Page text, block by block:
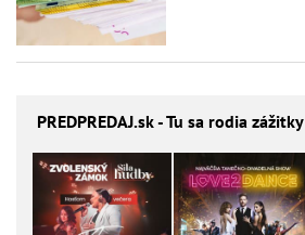
PREDPREDAJ.sk - Tu sa rodia zážitky